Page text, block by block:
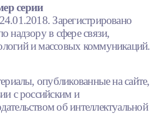
серии
Зарегистрировано
надзору в сфере связи,
и массовых коммуникаций.
опубликованные на сайте,
с российским и
об интеллектуальной